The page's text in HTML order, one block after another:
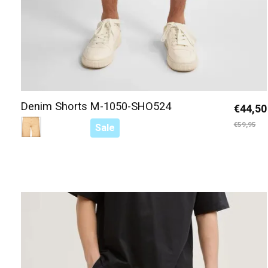
Sale
Denim Shorts M-1050-SHO524
Color: — Tanig 1105
Tanig 1105
€44,50
€59,95